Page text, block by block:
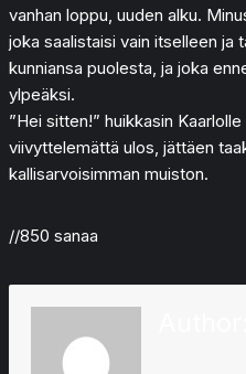
vanhan loppu, uuden alku.
joka saalistaisi vain itselleen ja
kunniansa puolesta, ja joka
ylpeäksi.
”Hei sitten!” huikkasin
viivyttelemättä ulos, jättäen
kallisarvoisimman muiston.
//850 sanaa